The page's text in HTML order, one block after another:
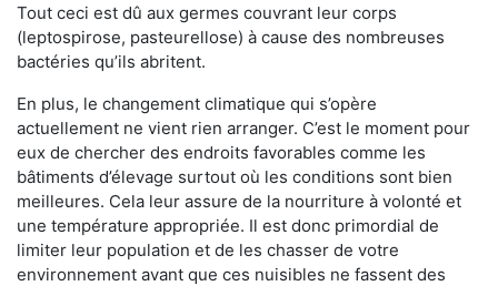
Tout ceci est dû aux germes couvrant leur corps
(leptospirose, pasteurellose) à cause des nombreuses
bactéries qu’ils abritent.
En plus, le changement climatique qui s’opère
actuellement ne vient rien arranger. C’est le moment pour
eux de chercher des endroits favorables comme les
bâtiments d’élevage surtout où les conditions sont bien
meilleures. Cela leur assure de la nourriture à volonté et
une température appropriée. Il est donc primordial de
limiter leur population et de les chasser de votre
environnement avant que ces nuisibles ne fassent des